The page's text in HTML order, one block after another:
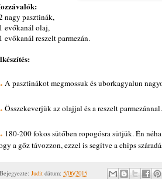
nagy pasztinák,
evőkanál olaj,
evőkanál reszelt parmezán.
A pasztinákot megmossuk és uborkagyalun
Összekeverjük az olajjal és a reszelt parmezánnal.
180-200 fokos sütőben ropogósra sütjük. Én
a gőz távozzon, ezzel is segítve a chips
Bejegyezte: Judit dátum: 5/06/2015